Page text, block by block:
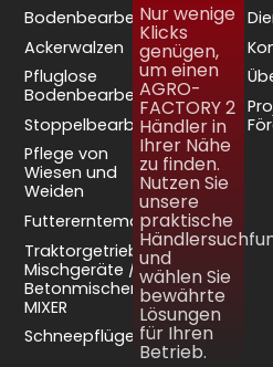
Bodenbearbeitung
Ackerwalzen
Pfluglose
Bodenbearbeitung
Stoppelbearbeitung
Pflege von
Wiesen und
Weiden
Futtererntemaschinen
Traktorgetriebene
Mischgeräte /
Betonmischer
MIXER
Schneepflüge
Nur wenige
Klicks
genügen,
um einen
AGRO-
FACTORY 2
Händler in
Ihrer Nähe
zu finden.
Nutzen Sie
unsere
praktische
und
wählen Sie
bewährte
Lösungen
für Ihren
Betrieb.